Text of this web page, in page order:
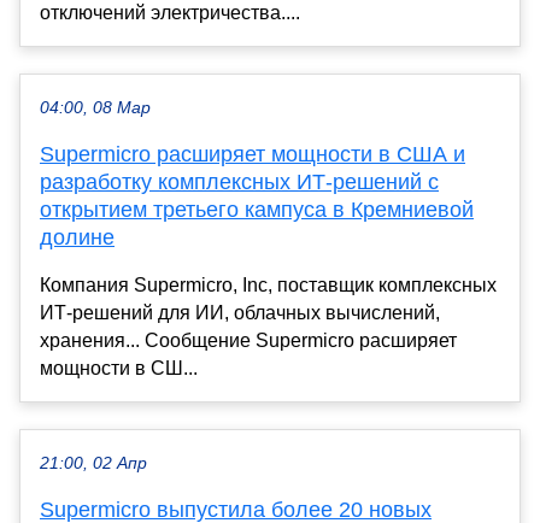
отключений электричества....
04:00, 08 Мар
Supermicro расширяет мощности в США и
разработку комплексных ИТ-решений с
открытием третьего кампуса в Кремниевой
долине
Компания Supermicro, Inc, поставщик комплексных
ИТ-решений для ИИ, облачных вычислений,
хранения... Сообщение Supermicro расширяет
мощности в СШ...
21:00, 02 Апр
Supermicro выпустила более 20 новых